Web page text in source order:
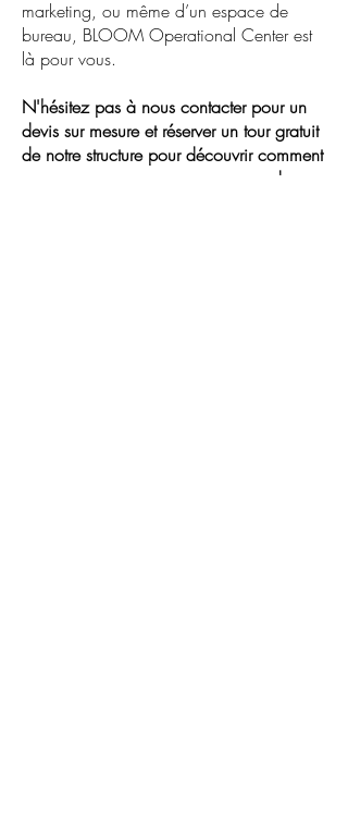
marketing, ou même d’un espace de
bureau, BLOOM Operational Center est
là pour vous.
N'hésitez pas à nous contacter pour un
devis sur mesure et réserver un tour gratuit
de notre structure pour découvrir comment
nous pouvons vous accompagner dans